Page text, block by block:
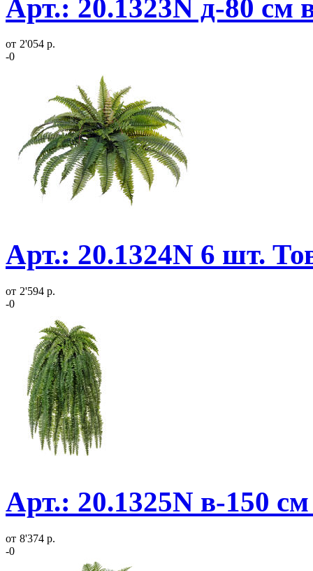
Арт.: 20.1323N д-80 см
от 2'054 р.
-0
Арт.: 20.1324N 6 шт.
от 2'594 р.
-0
Арт.: 20.1325N в-150
от 8'374 р.
-0